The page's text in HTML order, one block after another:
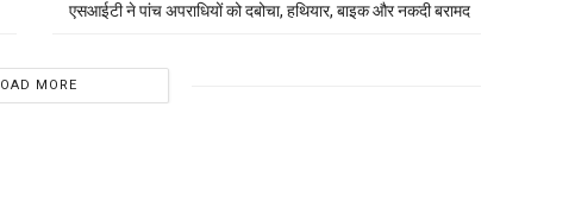
एसआईटी ने पांच अपराधियों को दबोचा, हथियार, बाइक और नकदी बरामद
MORE